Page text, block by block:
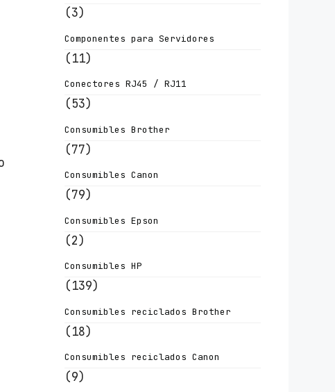
(3)
Componentes para Servidores
(11)
Conectores RJ45 / RJ11
(53)
Consumibles Brother
(77)
Consumibles Canon
(79)
Consumibles Epson
(2)
Consumibles HP
(139)
Consumibles reciclados Brother
(18)
Consumibles reciclados Canon
(9)